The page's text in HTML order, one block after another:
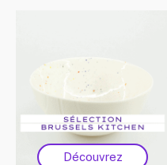
Découvrez